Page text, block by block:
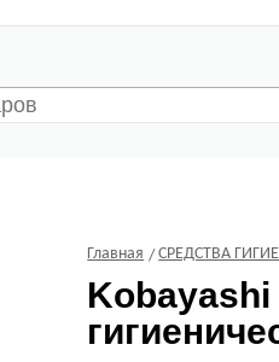
Главная СРЕДСТВА
Kobayashi